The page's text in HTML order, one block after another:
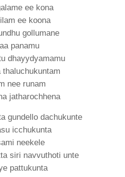
ee kona
ee koona
gollumane
panamu
dhayydyamamu
thaluchukuntam
nee runam
jatharochhena
gundello dachukunte
icchukunta
neekele
siri navvuthoti unte
pattukunta